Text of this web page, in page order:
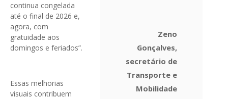
Zeno
Gonçalves,
secretário de
Transporte e
Mobilidade
continua congelada
até o final de 2026 e,
agora, com
gratuidade aos
domingos e feriados”.
Essas melhorias
visuais contribuem